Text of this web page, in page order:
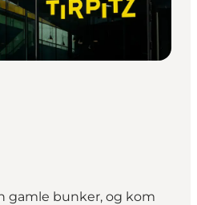
gamle bunker, og kom